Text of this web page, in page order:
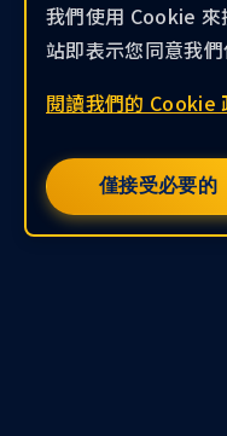
我們使用 Cookie 來
站即表示您同意我
閱讀我們的 Cookie
僅接受必要的